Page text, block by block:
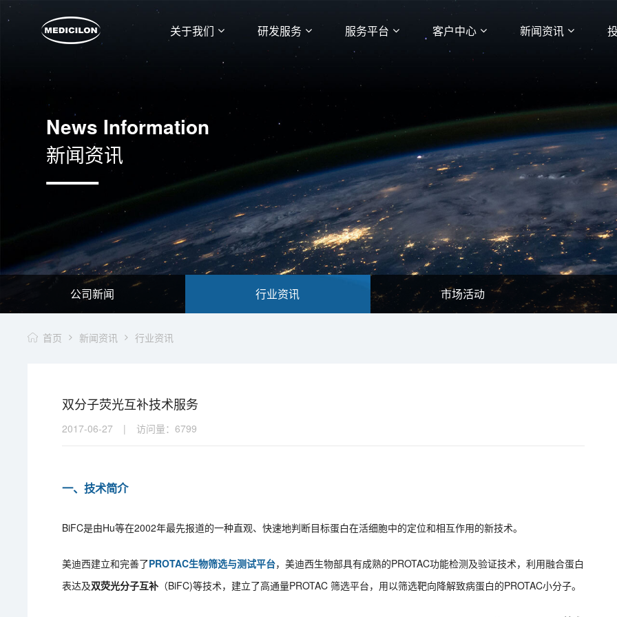
关于我们 研发服务 服务平台 客户中心 新闻资讯
News Information
新闻资讯
公司新闻 行业资讯 市场活动
首页 新闻资讯 行业资讯
双分子荧光互补技术服务
2017-06-27 | 访问量：6799
一、技术简介
BiFC是由Hu等在2002年最先报道的一种直观、快速地判断目标蛋白在活细胞中的定位和相互作用的新技术。
美迪西建立和完善了PROTAC生物筛选与测试平台，美迪西生物部具有成熟的PROTAC功能检测及验证技术，利用融合蛋白
表达及双荧光分子互补 （BiFC)等技术，建立了高通量PROTAC 筛选平台，用以筛选靶向降解致病蛋白的PROTAC小分子。